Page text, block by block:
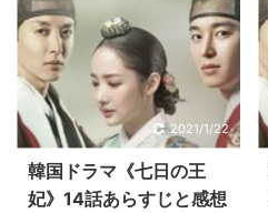
ラマ地上波･BS･CS放送
予定」情報を毎月配信
中！ こちらの記事では
《七日の王妃》の2026
年日本での放送予定につ
いて、最新の情報をご紹
介します。 韓国で2017
年5月31日から放送され
ています。 パク・ミニョ
ン、ヨン・ウジン、イ・
ドンゴン共演の王宮ロマ
ンス大作《七日の王妃》
は、実話をモチーフに、
2人の王に愛され7日間だ
け王妃の座につき、廃妃
2021/1/22
韓国ドラマ《七日の王
妃》14話あらすじと感想